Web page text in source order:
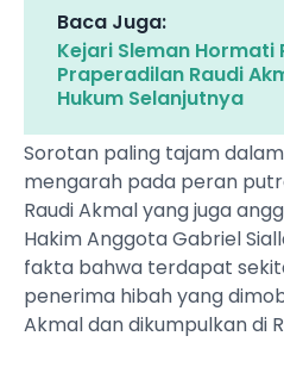
Baca Juga:
Kejari Sleman Hormati
Praperadilan Raudi
Hukum Selanjutnya
Sorotan paling tajam
mengarah pada peran
Raudi Akmal yang juga
Hakim Anggota Gabriel
fakta bahwa terdapat
penerima hibah yang
Akmal dan dikumpulkan di